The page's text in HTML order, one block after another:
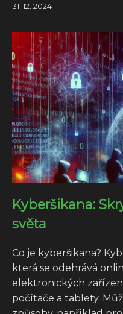
31. 12. 2024
Kyberšikana:
světa
Co je kyberšikana?
která se odehrává
elektronických
počítače a tablety.